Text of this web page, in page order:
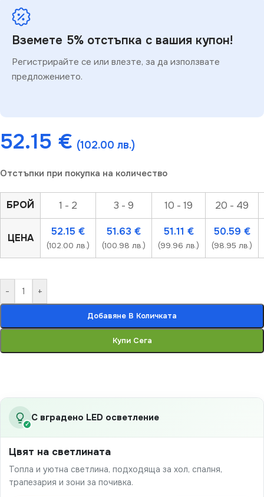
Вземете 5% отстъпка с вашия купон!
Регистрирайте се или влезте, за да използвате
предложението.
52.15 € (102.00 лв.)
Отстъпки при покупка на количество
БРОЙ 1 - 2 3 - 9 10 - 19 20 - 49
ЦЕНА
52.15 €
(102.00 лв.)
51.63 €
(100.98 лв.)
51.11 €
(99.96 лв.)
50.59 €
(98.95 лв.)
- +
Добавяне В Количката
Купи Сега
✓
С вградено LED осветление
Цвят на светлината
Топла и уютна светлина, подходяща за хол, спалня,
трапезария и зони за почивка.